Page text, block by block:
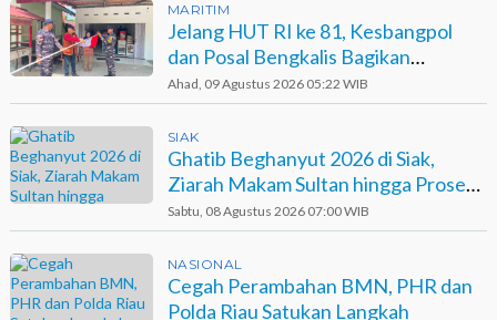
MARITIM
Jelang HUT RI ke 81, Kesbangpol
dan Posal Bengkalis Bagikan
Bendera ke Warga Pesisir
Ahad, 09 Agustus 2026 05:22 WIB
SIAK
Ghatib Beghanyut 2026 di Siak,
Ziarah Makam Sultan hingga Prosesi
di Sungai
Sabtu, 08 Agustus 2026 07:00 WIB
NASIONAL
Cegah Perambahan BMN, PHR dan
Polda Riau Satukan Langkah